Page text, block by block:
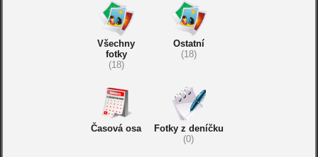
Všechny
fotky
(18)
Ostatní
(18)
Časová osa
Fotky z deníčku
(0)